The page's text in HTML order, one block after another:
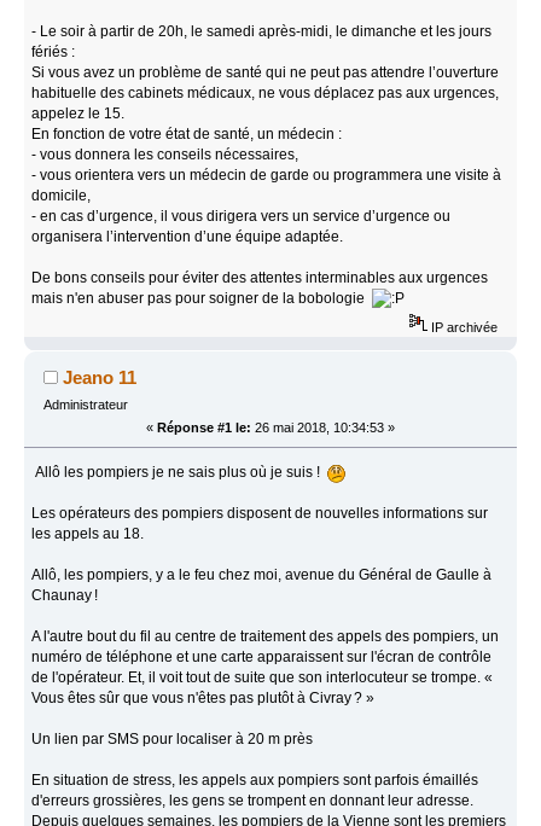
- Le soir à partir de 20h, le samedi après-midi, le dimanche et les jours
fériés :
Si vous avez un problème de santé qui ne peut pas attendre l’ouverture
habituelle des cabinets médicaux, ne vous déplacez pas aux urgences,
appelez le 15.
En fonction de votre état de santé, un médecin :
- vous donnera les conseils nécessaires,
- vous orientera vers un médecin de garde ou programmera une visite à
domicile,
- en cas d’urgence, il vous dirigera vers un service d’urgence ou
organisera l’intervention d’une équipe adaptée.
De bons conseils pour éviter des attentes interminables aux urgences
mais n'en abuser pas pour soigner de la bobologie
IP archivée
Jeano 11
Administrateur
« Réponse #1 le: 26 mai 2018, 10:34:53 »
Allô les pompiers je ne sais plus où je suis !
Les opérateurs des pompiers disposent de nouvelles informations sur
les appels au 18.
Allô, les pompiers, y a le feu chez moi, avenue du Général de Gaulle à
Chaunay !
A l'autre bout du fil au centre de traitement des appels des pompiers, un
numéro de téléphone et une carte apparaissent sur l'écran de contrôle
de l'opérateur. Et, il voit tout de suite que son interlocuteur se trompe. «
Vous êtes sûr que vous n'êtes pas plutôt à Civray ? »
Un lien par SMS pour localiser à 20 m près
En situation de stress, les appels aux pompiers sont parfois émaillés
d'erreurs grossières, les gens se trompent en donnant leur adresse.
Depuis quelques semaines, les pompiers de la Vienne sont les premiers